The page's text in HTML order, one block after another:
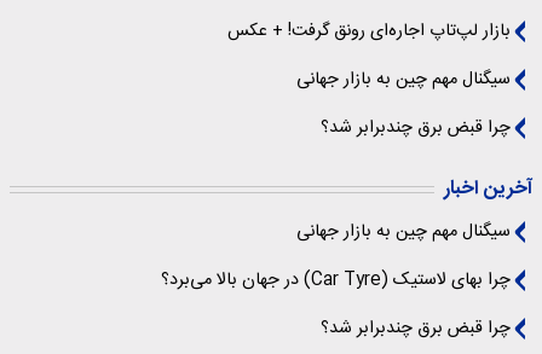
بازار لپ‌تاپ اجاره‌ای رونق گرفت! + عکس
سیگنال‌ مهم چین به بازار جهانی
چرا قبض برق چندبرابر شد؟
آخرین اخبار
سیگنال‌ مهم چین به بازار جهانی
چرا بهای لاستیک (Car Tyre) در جهان بالا می‌برد؟
چرا قبض برق چندبرابر شد؟